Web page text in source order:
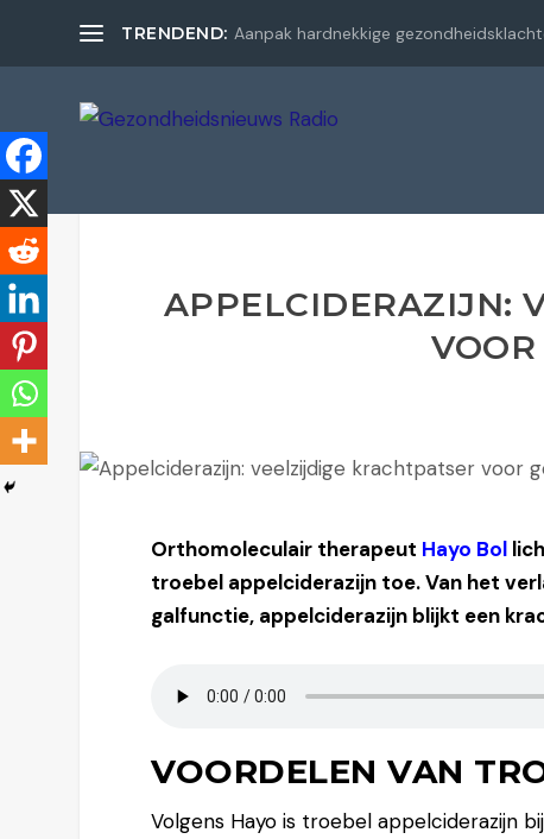
TRENDEND: Aanpak hardnekkige
APPELCIDERAZIJN:
Orthomoleculair therapeut Hayo Bol
troebel appelciderazijn toe. Van het
galfunctie, appelciderazijn blijkt een
VOORDELEN VAN
Volgens Hayo is troebel appelciderazijn